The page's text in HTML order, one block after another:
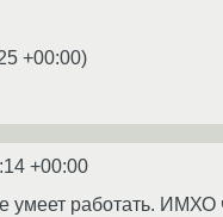
+00:00)
+00:00
умеет работать. ИМХО